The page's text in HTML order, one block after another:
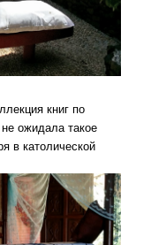
книг по
ожидала такое
в католической